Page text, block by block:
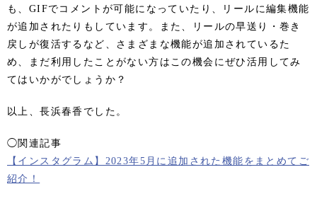
も、GIFでコメントが可能になっていたり、リールに編集機能
が追加されたりもしています。また、リールの早送り・巻き
戻しが復活するなど、さまざまな機能が追加されているた
め、まだ利用したことがない方はこの機会にぜひ活用してみ
てはいかがでしょうか？
以上、長浜春香でした。
◯関連記事
【インスタグラム】2023年5月に追加された機能をまとめてご
紹介！